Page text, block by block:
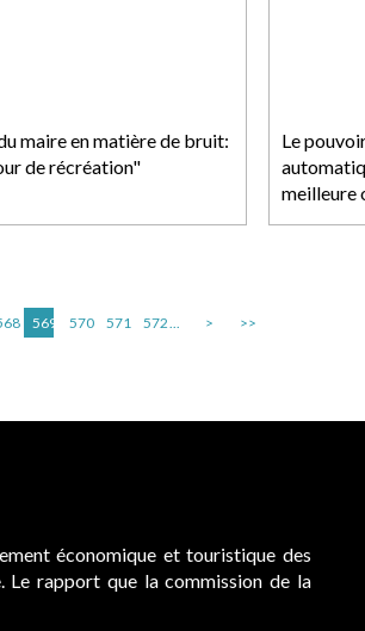
maire en matière de bruit:
de récréation"
Le
meilleure
569 570 571 572... > >>
économique et touristique des
Le rapport que la commission de la